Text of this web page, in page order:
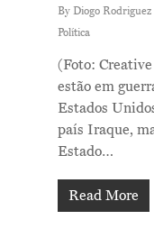
By Diogo Rodriguez
Política
(Foto:
estão em
Estados
país Iraque,
Estado…
Read More